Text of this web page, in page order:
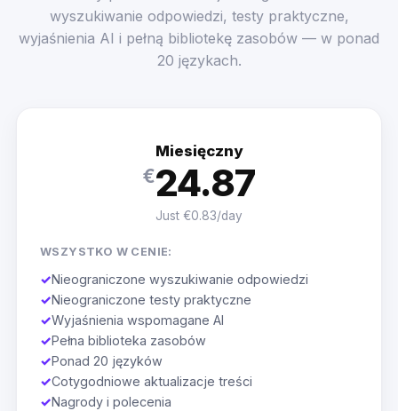
wyszukiwanie odpowiedzi, testy praktyczne,
wyjaśnienia AI i pełną bibliotekę zasobów — w ponad
20 językach.
Miesięczny
€24.87
Just €0.83/day
WSZYSTKO W CENIE:
✓Nieograniczone wyszukiwanie odpowiedzi
✓Nieograniczone testy praktyczne
✓Wyjaśnienia wspomagane AI
✓Pełna biblioteka zasobów
✓Ponad 20 języków
✓Cotygodniowe aktualizacje treści
✓Nagrody i polecenia